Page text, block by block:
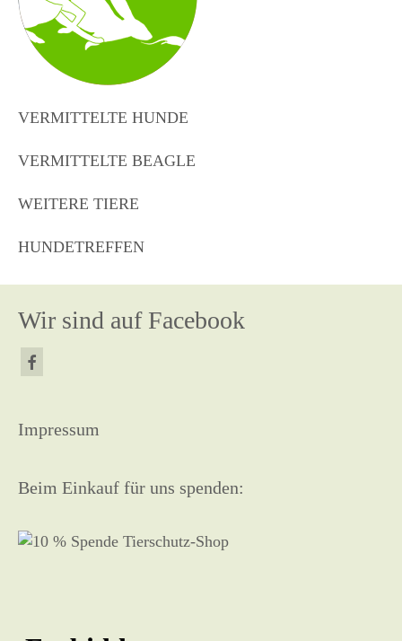
VERMITTELTE HUNDE
VERMITTELTE BEAGLE
WEITERE TIERE
HUNDETREFFEN
Wir sind auf Facebook
Impressum
Beim Einkauf für uns spenden: